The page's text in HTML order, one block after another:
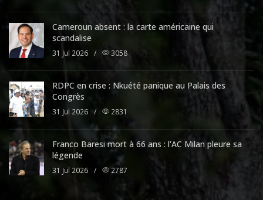
Cameroun absent : la carte américaine qui
scandalise
31 Jul 2026 / 3058
RDPC en crise : Nkuété panique au Palais des
Congrès
31 Jul 2026 / 2831
Franco Baresi mort à 66 ans : l'AC Milan pleure sa
légende
31 Jul 2026 / 2787